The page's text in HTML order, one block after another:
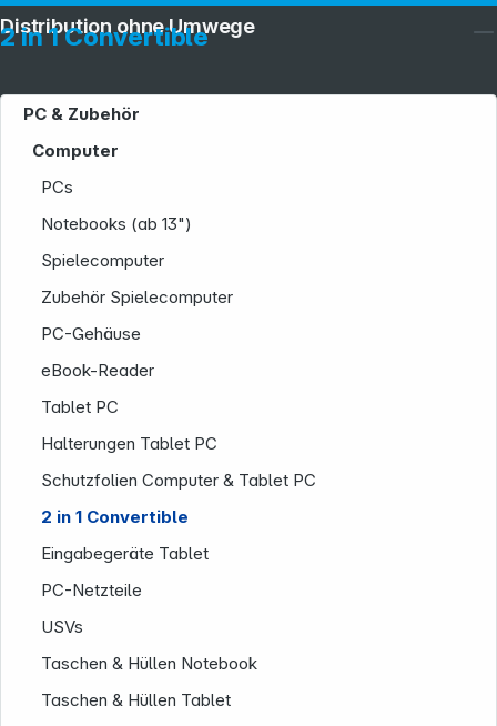
2 in 1 Convertible
PC & Zubehör
Computer
PCs
Notebooks (ab 13")
Spielecomputer
Zubehör Spielecomputer
PC-Gehäuse
eBook-Reader
Tablet PC
Halterungen Tablet PC
Schutzfolien Computer & Tablet PC
2 in 1 Convertible
Eingabegeräte Tablet
PC-Netzteile
USVs
Taschen & Hüllen Notebook
Taschen & Hüllen Tablet
Distribution ohne Umwege
Service